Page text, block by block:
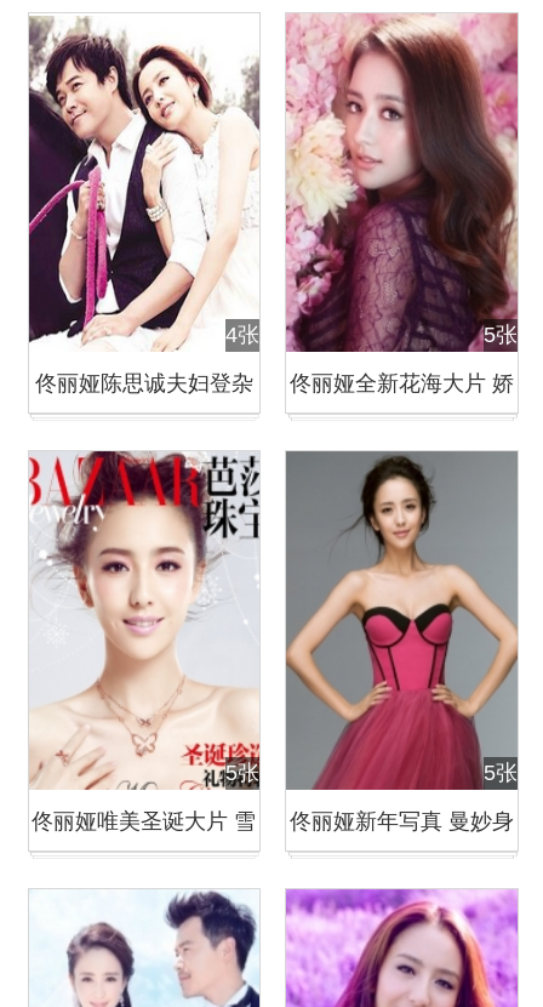
4张
佟丽娅陈思诚夫妇登杂
5张
佟丽娅全新花海大片 娇
5张
佟丽娅唯美圣诞大片 雪
5张
佟丽娅新年写真 曼妙身